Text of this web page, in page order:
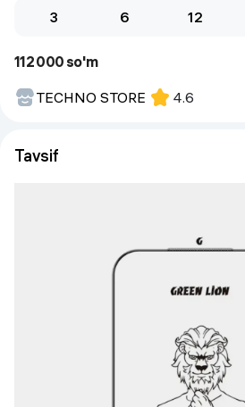
3 6 12
112 000 so'm
TECHNO STORE
4.6
Tavsif